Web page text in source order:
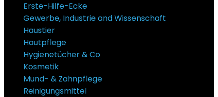
Erste-Hilfe-Ecke
Gewerbe, Industrie and Wissenschaft
Haustier
Hautpflege
Hygienetücher & Co
Kosmetik
Mund- & Zahnpflege
Reinigungsmittel